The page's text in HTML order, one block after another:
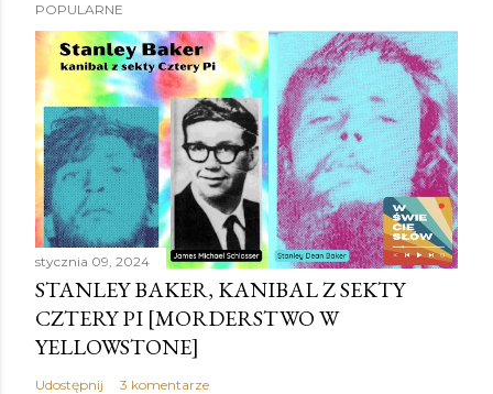
POPULARNE
stycznia 09, 2024
STANLEY BAKER, KANIBAL Z SEKTY
CZTERY PI [MORDERSTWO W
YELLOWSTONE]
Udostępnij 3 komentarze